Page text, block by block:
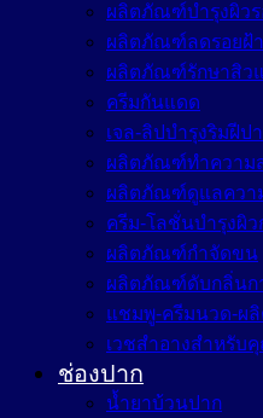
ผลิตภัณฑ์บำรุงผิวร
ผลิตภัณฑ์ลดรอยฝ้า
ผลิตภัณฑ์รักษาสิว
ครีมกันแดด
เจล-ลิปบำรุงริมฝีป
ผลิตภัณฑ์ทำความ
ผลิตภัณฑ์ดูแลควา
ครีม-โลชั่นบำรุงผิ
ผลิตภัณฑ์กำจัดขน
ผลิตภัณฑ์ดับกลิ่นก
แชมพู-ครีมนวด-ผ
เวชสำอางสำหรับ
ช่องปาก
น้ำยาบ้วนปาก